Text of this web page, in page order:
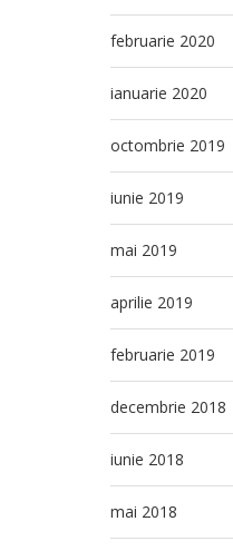
februarie 2020
ianuarie 2020
octombrie 2019
iunie 2019
mai 2019
aprilie 2019
februarie 2019
decembrie 2018
iunie 2018
mai 2018